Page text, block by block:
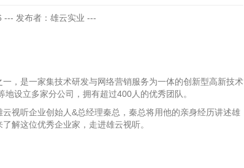
--- 发布者：雄云实业 ---
，是一家集技术研发与网络营销服务为一体的创新型高新技术
设立多家分公司，拥有超过400人的优秀团队。
视听企业创始人&总经理秦总，秦总将用他的亲身经历讲述雄
解这位优秀企业家，走进雄云视听。